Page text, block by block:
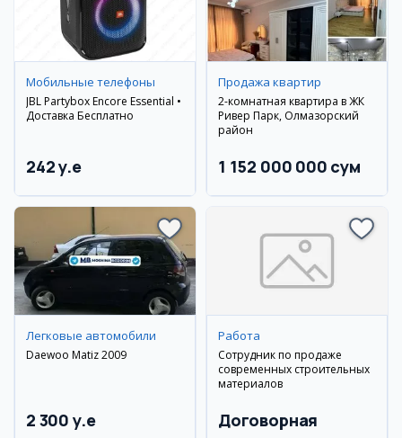
Мобильные телефоны
JBL Partybox Encore Essential •
Доставка Бесплатно
242 y.e
Продажа квартир
2-комнатная квартира в ЖК
Ривер Парк, Олмазорский
район
1 152 000 000 сум
Легковые автомобили
Daewoo Matiz 2009
2 300 y.e
Работа
Сотрудник по продаже
современных строительных
материалов
Договорная